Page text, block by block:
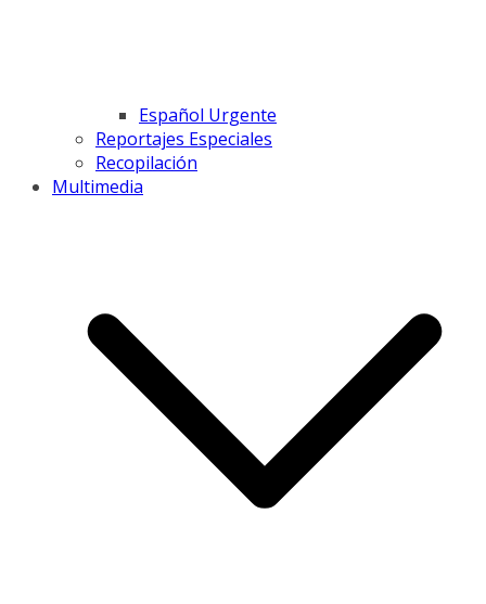
Español Urgente
Reportajes Especiales
Recopilación
Multimedia